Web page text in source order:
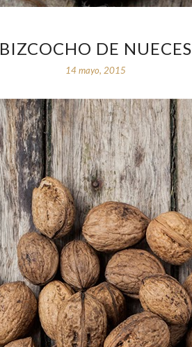
BIZCOCHO DE NUECES
14 mayo, 2015